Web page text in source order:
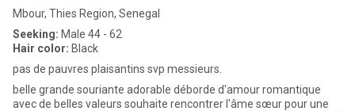
Mbour, Thies Region, Senegal
Seeking: Male 44 - 62
Hair color: Black
pas de pauvres plaisantins svp messieurs.
belle grande souriante adorable déborde d'amour romantique
avec de belles valeurs souhaite rencontrer l'âme sœur pour une